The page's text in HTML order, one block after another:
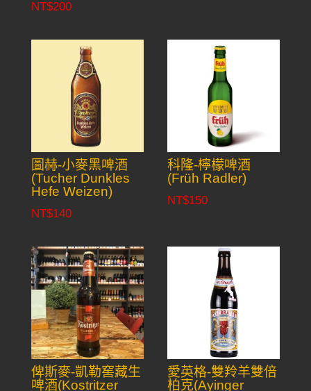
NT$200
圖赫-小麥黑啤酒
(Tucher Dunkles
Hefe Weizen)
NT$140
科隆-檸檬啤酒
(Früh Radler)
NT$150
俾斯麥-凱勒窖藏生
啤酒(Kostritzer
愛英格-雙羚羊雙倍
柏克(Ayinger